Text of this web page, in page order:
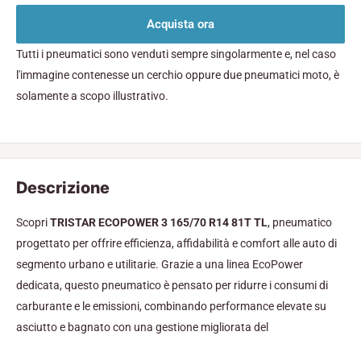
Acquista ora
Tutti i pneumatici sono venduti sempre singolarmente e, nel caso
l'immagine contenesse un cerchio oppure due pneumatici moto, è
solamente a scopo illustrativo.
Descrizione
ScopriTRISTAR ECOPOWER 3 165/70 R14 81T TL, pneumatico
progettato per offrire efficienza, affidabilità e comfort alle auto di
segmento urbano e utilitarie. Grazie a una linea EcoPower
dedicata, questo pneumatico è pensato per ridurre i consumi di
carburante e le emissioni, combinando performance elevate su
asciutto e bagnato con una gestione migliorata del